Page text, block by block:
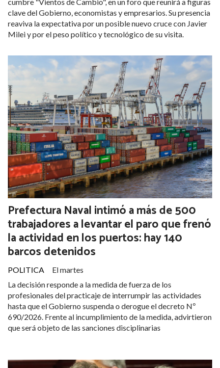
clave del Gobierno, economistas y empresarios. Su presencia
reaviva la expectativa por un posible nuevo cruce con Javier
Milei y por el peso político y tecnológico de su visita.
Prefectura Naval intimó a más de 500
trabajadores a levantar el paro que frenó
la actividad en los puertos: hay 140
barcos detenidos
POLITICA
El martes
La decisión responde a la medida de fuerza de los
profesionales del practicaje de interrumpir las actividades
hasta que el Gobierno suspenda o derogue el decreto Nº
690/2026. Frente al incumplimiento de la medida, advirtieron
que será objeto de las sanciones disciplinarias